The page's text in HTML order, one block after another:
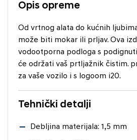
Opis opreme
Od vrtnog alata do kućnih
može biti mokar ili prljav. Ova
vodootporna podloga s
će održati vaš prtljažnik čistim.
za vaše vozilo i s logoom i20.
Tehnički detalji
Debljina materijala: 1,5 mm